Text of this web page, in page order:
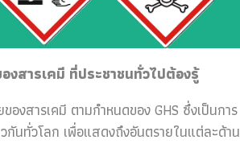
สารเคมี ที่ประชาชนทั่วไปต้องรู้
สารเคมี ตามกำหนดของ GHS ซึ่งเป็นการ
กันทั่วโลก เพื่อแสดงถึงอันตรายในแต่ละด้าน